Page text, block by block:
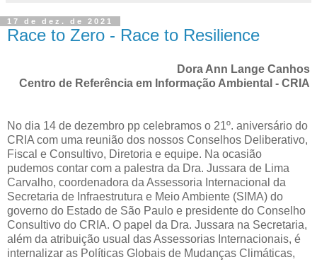
17 de dez. de 2021
Race to Zero - Race to Resilience
Dora Ann Lange Canhos
Centro de Referência em Informação Ambiental - CRIA
No dia 14 de dezembro pp celebramos o 21º. aniversário do
CRIA com uma reunião dos nossos Conselhos Deliberativo,
Fiscal e Consultivo, Diretoria e equipe. Na ocasião
pudemos contar com a palestra da Dra. Jussara de Lima
Carvalho, coordenadora da Assessoria Internacional da
Secretaria de Infraestrutura e Meio Ambiente (SIMA) do
governo do Estado de São Paulo e presidente do Conselho
Consultivo do CRIA. O papel da Dra. Jussara na Secretaria,
além da atribuição usual das Assessorias Internacionais, é
internalizar as Políticas Globais de Mudanças Climáticas,